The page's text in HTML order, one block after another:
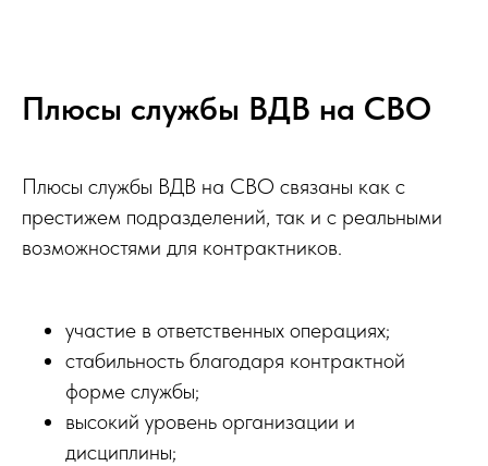
Плюсы службы ВДВ на СВО
Плюсы службы ВДВ на СВО связаны как с
престижем подразделений, так и с реальными
возможностями для контрактников.
участие в ответственных операциях;
стабильность благодаря контрактной
форме службы;
высокий уровень организации и
дисциплины;